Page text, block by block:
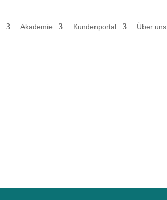
Akademie Kundenportal Über uns